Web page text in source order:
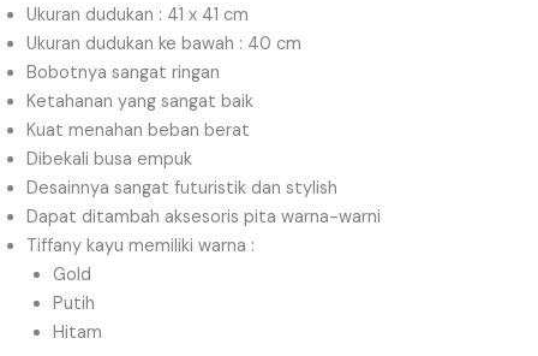
Ukuran dudukan : 41 x 41 cm
Ukuran dudukan ke bawah : 40 cm
Bobotnya sangat ringan
Ketahanan yang sangat baik
Kuat menahan beban berat
Dibekali busa empuk
Desainnya sangat futuristik dan stylish
Dapat ditambah aksesoris pita warna-warni
Tiffany kayu memiliki warna :
Gold
Putih
Hitam